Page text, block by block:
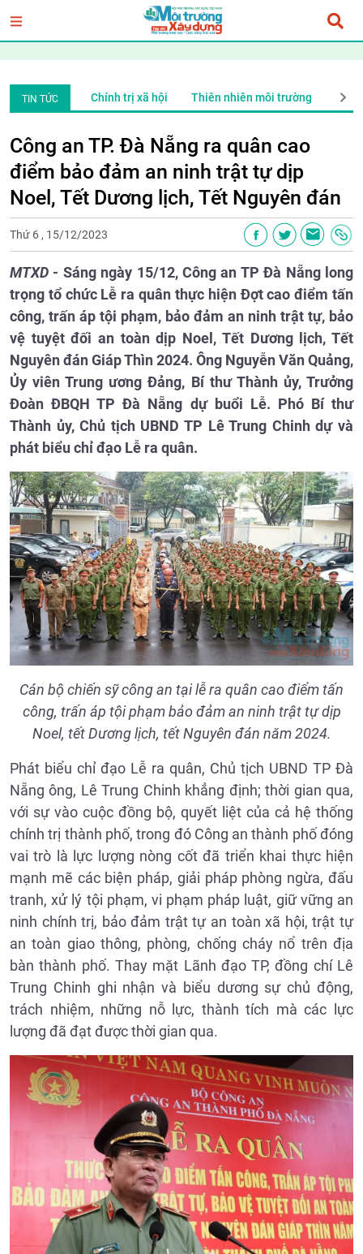
TIN TỨC
Xã Hội Chính trị xã hội Thiên nhiên môi trường Xã
Công an TP. Đà Nẵng ra quân cao
điểm bảo đảm an ninh trật tự dịp
Noel, Tết Dương lịch, Tết Nguyên đán
Thứ 6 , 15/12/2023
MTXD - Sáng ngày 15/12, Công an TP Đà Nẵng long
trọng tổ chức Lễ ra quân thực hiện Đợt cao điểm tấn
công, trấn áp tội phạm, bảo đảm an ninh trật tự, bảo
vệ tuyệt đối an toàn dịp Noel, Tết Dương lịch, Tết
Nguyên đán Giáp Thìn 2024. Ông Nguyễn Văn Quảng,
Ủy viên Trung ương Đảng, Bí thư Thành ủy, Trưởng
Đoàn ĐBQH TP Đà Nẵng dự buổi Lễ. Phó Bí thư
Thành ủy, Chủ tịch UBND TP Lê Trung Chinh dự và
phát biểu chỉ đạo Lễ ra quân.
Cán bộ chiến sỹ công an tại lễ ra quân cao điểm tấn
công, trấn áp tội phạm bảo đảm an ninh trật tự dịp
Noel, tết Dương lịch, tết Nguyên đán năm 2024.
Phát biểu chỉ đạo Lễ ra quân, Chủ tịch UBND TP Đà
Nẵng ông, Lê Trung Chinh khẳng định; thời gian qua,
với sự vào cuộc đồng bộ, quyết liệt của cả hệ thống
chính trị thành phố, trong đó Công an thành phố đóng
vai trò là lực lượng nòng cốt đã triển khai thực hiện
mạnh mẽ các biện pháp, giải pháp phòng ngừa, đấu
tranh, xử lý tội phạm, vi phạm pháp luật, giữ vững an
ninh chính trị, bảo đảm trật tự an toàn xã hội, trật tự
an toàn giao thông, phòng, chống cháy nổ trên địa
bàn thành phố. Thay mặt Lãnh đạo TP, đồng chí Lê
Trung Chinh ghi nhận và biểu dương sự chủ động,
trách nhiệm, những nỗ lực, thành tích mà các lực
lượng đã đạt được thời gian qua.